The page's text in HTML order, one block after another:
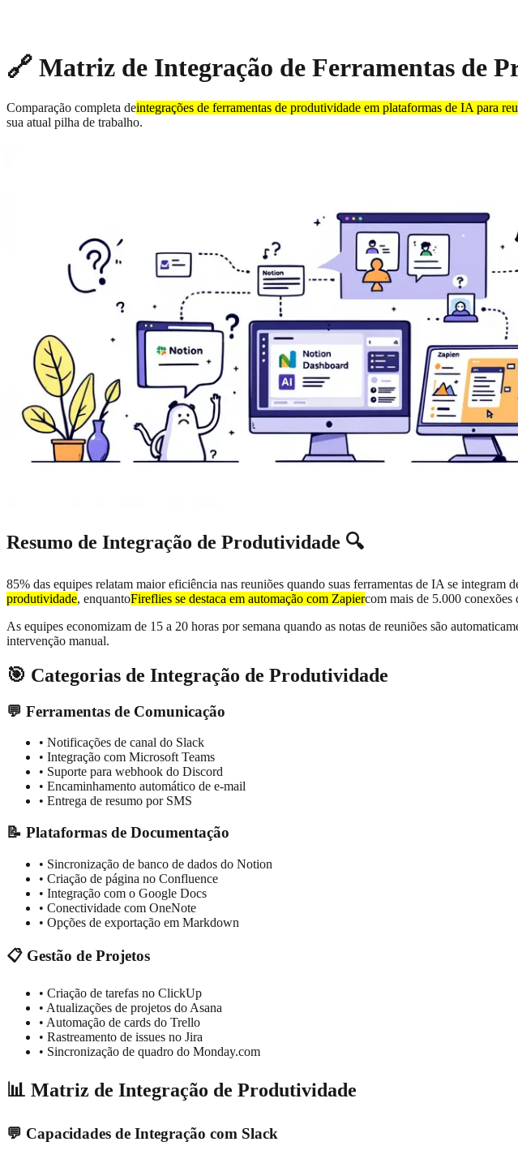
🔗 Matriz de Integração de Ferramentas de
Comparação completa deintegrações de ferramentas de produtividade em plataformas de IA para
sua atual pilha de trabalho.
Resumo de Integração de Produtividade 🔍
85% das equipes relatam maior eficiência nas reuniões quando suas ferramentas de IA se integram
produtividade, enquantoFireflies se destaca em automação com Zapiercom mais de 5.000 conexões
As equipes economizam de 15 a 20 horas por semana quando as notas de reuniões são
intervenção manual.
🎯 Categorias de Integração de Produtividade
💬 Ferramentas de Comunicação
• Notificações de canal do Slack
• Integração com Microsoft Teams
• Suporte para webhook do Discord
• Encaminhamento automático de e-mail
• Entrega de resumo por SMS
📝 Plataformas de Documentação
• Sincronização de banco de dados do Notion
• Criação de página no Confluence
• Integração com o Google Docs
• Conectividade com OneNote
• Opções de exportação em Markdown
📋 Gestão de Projetos
• Criação de tarefas no ClickUp
• Atualizações de projetos do Asana
• Automação de cards do Trello
• Rastreamento de issues no Jira
• Sincronização de quadro do Monday.com
📊 Matriz de Integração de Produtividade
💬 Capacidades de Integração com Slack